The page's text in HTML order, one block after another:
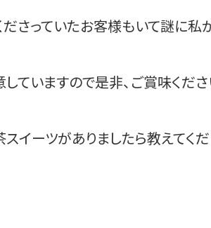
さっていたお客様もいて謎に私
ていますので是非、ご賞味くだ
イーツがありましたら教えてく